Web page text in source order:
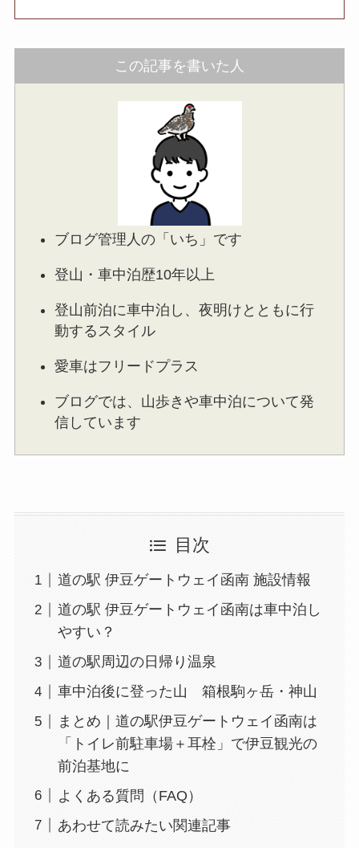
この記事を書いた人
ブログ管理人の「いち」です
登山・車中泊歴10年以上
登山前泊に車中泊し、夜明けとともに行
動するスタイル
愛車はフリードプラス
ブログでは、山歩きや車中泊について発
信しています
目次
道の駅 伊豆ゲートウェイ函南 施設情報
道の駅 伊豆ゲートウェイ函南は車中泊し
やすい？
道の駅周辺の日帰り温泉
車中泊後に登った山 箱根駒ヶ岳・神山
まとめ｜道の駅伊豆ゲートウェイ函南は
「トイレ前駐車場＋耳栓」で伊豆観光の
前泊基地に
よくある質問（FAQ）
あわせて読みたい関連記事